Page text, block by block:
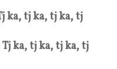
ka, tj ka, tj ka, tj
Tj ka, tj ka, tj ka, tj